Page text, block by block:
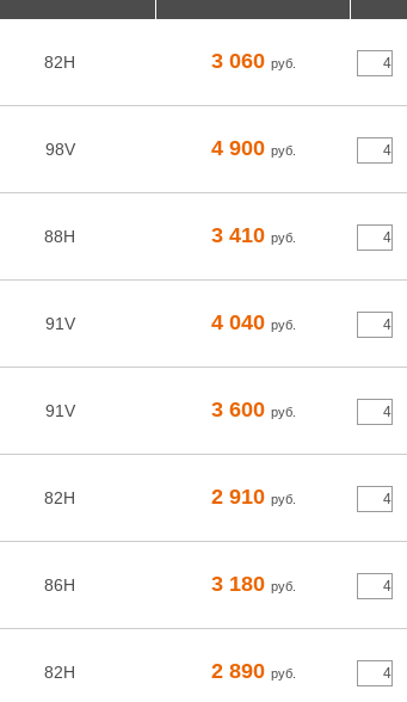
82H 3 060 руб.
98V 4 900 руб.
88H 3 410 руб.
91V 4 040 руб.
91V 3 600 руб.
82H 2 910 руб.
86H 3 180 руб.
82H 2 890 руб.